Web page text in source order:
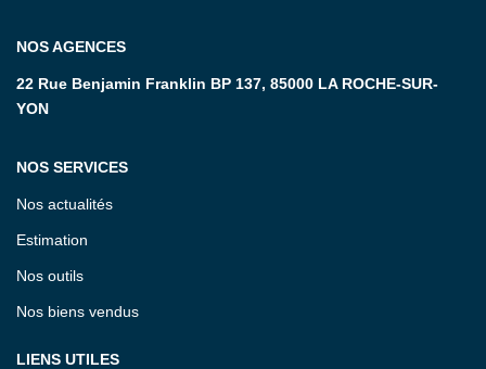
NOS AGENCES
22 Rue Benjamin Franklin BP 137, 85000 LA ROCHE-SUR-
YON
NOS SERVICES
Nos actualités
Estimation
Nos outils
Nos biens vendus
LIENS UTILES